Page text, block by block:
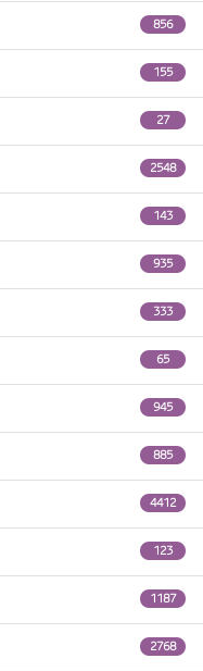
856
155
27
2548
143
935
333
65
945
885
4412
123
1187
2768